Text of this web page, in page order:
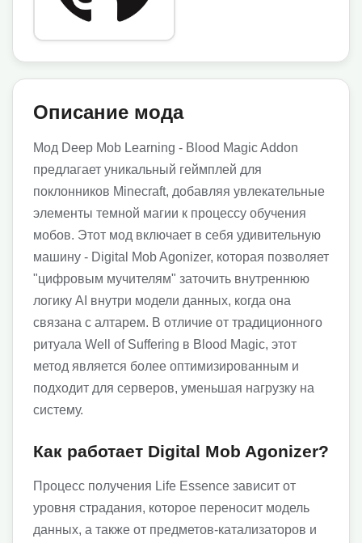
Описание мода
Мод Deep Mob Learning - Blood Magic Addon
предлагает уникальный геймплей для
поклонников Minecraft, добавляя увлекательные
элементы темной магии к процессу обучения
мобов. Этот мод включает в себя удивительную
машину - Digital Mob Agonizer, которая позволяет
"цифровым мучителям" заточить внутреннюю
логику AI внутри модели данных, когда она
связана с алтарем. В отличие от традиционного
ритуала Well of Suffering в Blood Magic, этот
метод является более оптимизированным и
подходит для серверов, уменьшая нагрузку на
систему.
Как работает Digital Mob Agonizer?
Процесс получения Life Essence зависит от
уровня страдания, которое переносит модель
данных, а также от предметов-катализаторов и